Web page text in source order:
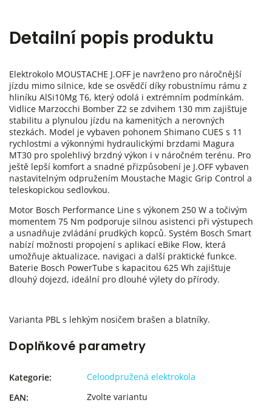
Detailní popis produktu
Elektrokolo MOUSTACHE J.OFF je navrženo pro náročnější
jízdu mimo silnice, kde se osvědčí díky robustnímu rámu z
hliníku AlSi10Mg T6, který odolá i extrémním podmínkám.
Vidlice Marzocchi Bomber Z2 se zdvihem 130 mm zajišťuje
stabilitu a plynulou jízdu na kamenitých a nerovných
stezkách. Model je vybaven pohonem Shimano CUES s 11
rychlostmi a výkonnými hydraulickými brzdami Magura
MT30 pro spolehlivý brzdný výkon i v náročném terénu. Pro
ještě lepší komfort a snadné přizpůsobení je J.OFF vybaven
nastavitelným odpružením Moustache Magic Grip Control a
teleskopickou sedlovkou.
Motor Bosch Performance Line s výkonem 250 W a točivým
momentem 75 Nm podporuje silnou asistenci při výstupech
a usnadňuje zvládání prudkých kopců. Systém Bosch Smart
nabízí možnosti propojení s aplikací eBike Flow, která
umožňuje aktualizace, navigaci a další praktické funkce.
Baterie Bosch PowerTube s kapacitou 625 Wh zajišťuje
dlouhý dojezd, ideální pro dlouhé výlety do přírody.
Varianta PBL s lehkým nosičem brašen a blatníky.
Doplňkové parametry
Kategorie:
Celoodpružená elektrokola
EAN:
Zvolte variantu